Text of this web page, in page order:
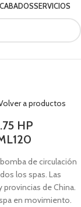
SERVICIOS
a productos
HP
de circulación
los spas. Las
de China.
en movimiento.